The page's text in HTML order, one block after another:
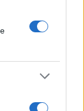
6
CANALES TV